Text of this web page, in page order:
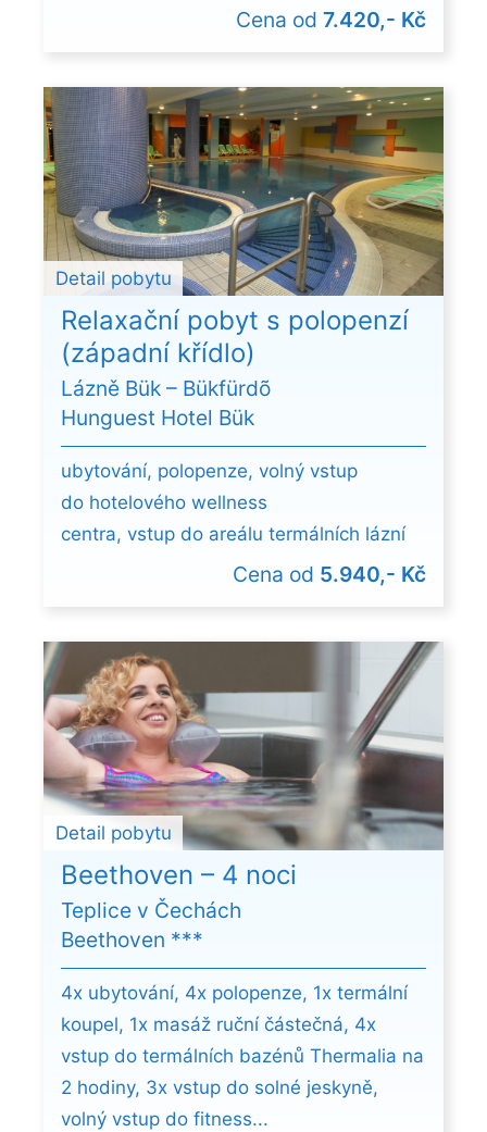
Cena od 7.420,- Kč
Relaxační pobyt s polopenzí
(západní křídlo)
Lázně Bük – Bükfürdõ
Hunguest Hotel Bük
ubytování, polopenze, volný vstup
do hotelového wellness
centra, vstup do areálu termálních lázní
Cena od 5.940,- Kč
Detail pobytu
Beethoven – 4 noci
Teplice v Čechách
Beethoven ***
4x ubytování, 4x polopenze, 1x termální
koupel, 1x masáž ruční částečná, 4x
vstup do termálních bazénů Thermalia na
2 hodiny, 3x vstup do solné jeskyně,
volný vstup do fitness...
Detail pobytu